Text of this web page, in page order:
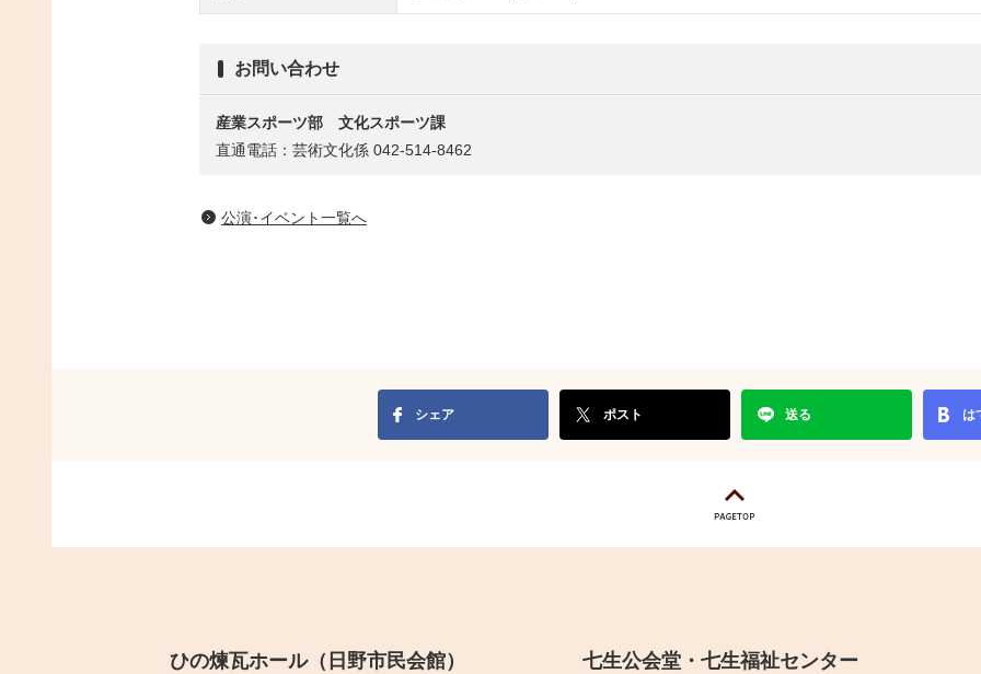
お問い合わせ
産業スポーツ部 文化スポーツ課
直通電話：芸術文化係 042-514-8462
公演･イベント一覧へ
シェア ポスト 送る は
ひの煉瓦ホール（日野市民会館） 七生公会堂・七生福祉センター